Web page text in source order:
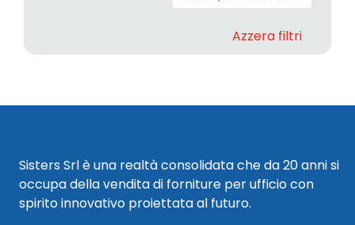
Azzera filtri
Sisters Srl è una realtà consolidata che da 20 anni si
occupa della vendita di forniture per ufficio con
spirito innovativo proiettata al futuro.